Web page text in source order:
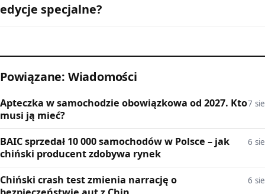
edycje specjalne?
Powiązane: Wiadomości
Apteczka w samochodzie obowiązkowa od 2027. Kto
musi ją mieć?
7 sie
BAIC sprzedał 10 000 samochodów w Polsce – jak
chiński producent zdobywa rynek
6 sie
Chiński crash test zmienia narrację o
6 sie